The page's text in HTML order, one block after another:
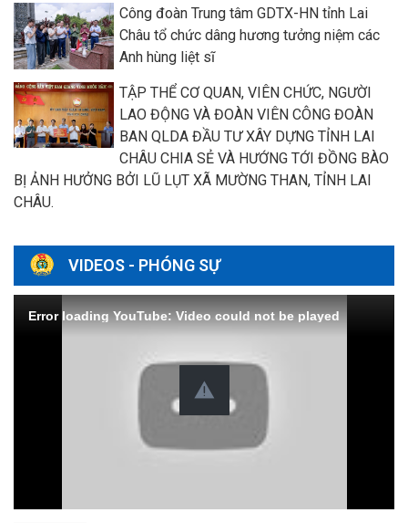
Công đoàn Trung tâm GDTX-HN tỉnh Lai
Châu tổ chức dâng hương tưởng niệm các
Anh hùng liệt sĩ
TẬP THỂ CƠ QUAN, VIÊN CHỨC, NGƯỜI
LAO ĐỘNG VÀ ĐOÀN VIÊN CÔNG ĐOÀN
BAN QLDA ĐẦU TƯ XÂY DỰNG TỈNH LAI
CHÂU CHIA SẺ VÀ HƯỚNG TỚI ĐỒNG BÀO
BỊ ẢNH HƯỞNG BỞI LŨ LỤT XÃ MƯỜNG THAN, TỈNH LAI
CHÂU.
VIDEOS - PHÓNG SỰ
Error loading YouTube: Video could not be played